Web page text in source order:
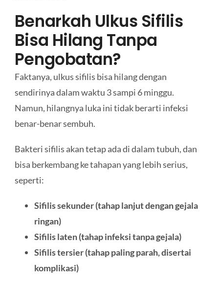
Benarkah Ulkus Sifilis
Bisa Hilang Tanpa
Pengobatan?
Faktanya, ulkus sifilis bisa hilang dengan
sendirinya dalam waktu 3 sampi 6 minggu.
Namun, hilangnya luka ini tidak berarti infeksi
benar-benar sembuh.
Bakteri sifilis akan tetap ada di dalam tubuh, dan
bisa berkembang ke tahapan yang lebih serius,
seperti:
Sifilis sekunder (tahap lanjut dengan gejala
ringan)
Sifilis laten (tahap infeksi tanpa gejala)
Sifilis tersier (tahap paling parah, disertai
komplikasi)